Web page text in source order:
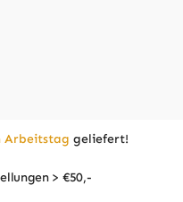
Arbeitstag geliefert!
> €50,-